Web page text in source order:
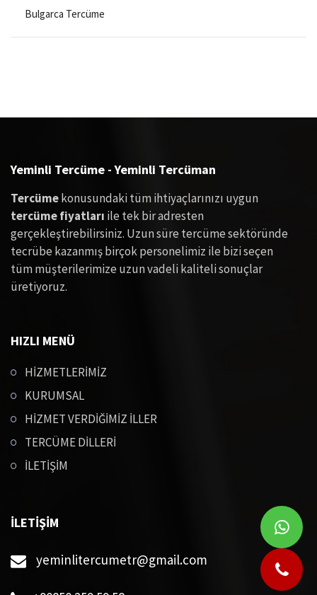
Bulgarca Tercüme
Afrikanca Tercüme
Arnavutça Tercüme
Afganca Tercüme
Bengalce Tercüme
Beyaz Rusça Tercüme
Boşnakça Tercüme
Yeminli Tercüme - Yeminli Tercüman
Tercümekonusundaki tüm ihtiyaçlarınızı uygun
tercüme fiyatları ile tek bir adresten
gerçekleştirebilirsiniz. Uzun süre tercüme sektöründe
tecrübe kazanmış birçok personelimiz ile bizi seçen
tüm müşterilerimize uzun vadeli kaliteli sonuçlar
üretiyoruz.
HIZLI MENÜ
HİZMETLERİMİZ
KURUMSAL
HİZMET VERDİĞİMİZ İLLER
TERCÜME DİLLERİ
İLETİŞİM
İLETİŞİM
yeminlitercumetr@gmail.com